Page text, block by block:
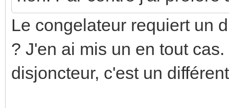
Le congelateur requiert un
? J'en ai mis un en tout
disjoncteur, c'est un